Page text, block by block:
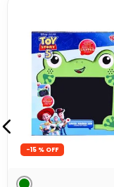
-15 %